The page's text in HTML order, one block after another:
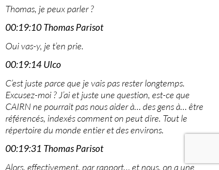
Thomas, je peux parler ?
00:19:10 Thomas Parisot
Oui vas-y, je t’en prie.
00:19:14 Ulco
C’est juste parce que je vais pas rester longtemps.
Excusez-moi ? J’ai et juste une question, est-ce que
CAIRN ne pourrait pas nous aider à… des gens à… être
référencés, indexés comment on peut dire. Tout le
répertoire du monde entier et des environs.
00:19:31 Thomas Parisot
Alors, effectivement, par rapport… et nous, on a une